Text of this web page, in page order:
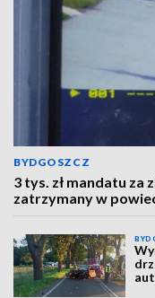
BYDGOSZCZ
3 tys. zł mandatu za
zatrzymany w